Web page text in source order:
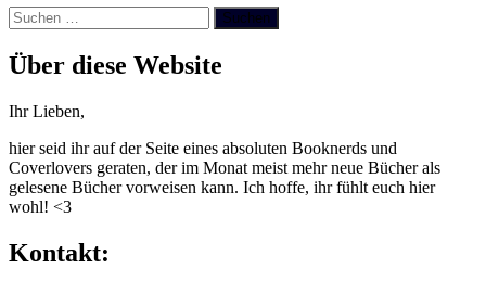
Suchen
nach:
Über diese Website
Ihr Lieben,
hier seid ihr auf der Seite eines absoluten Booknerds und
Coverlovers geraten, der im Monat meist mehr neue Bücher als
gelesene Bücher vorweisen kann. Ich hoffe, ihr fühlt euch hier
wohl! <3
Kontakt: